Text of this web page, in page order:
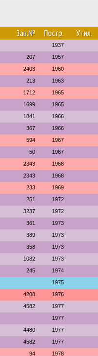
Зав.№ Постр. Утил.
1937
207 1957
2403 1960
213 1963
1712 1965
1699 1965
1841 1966
367 1966
594 1967
50 1967
2343 1968
2343 1968
233 1969
251 1972
3237 1972
361 1973
389 1973
358 1973
1082 1973
245 1974
1975
4208 1976
4582 1977
1977
4480 1977
4582 1977
94 1978